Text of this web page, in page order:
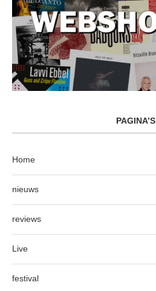
PAGINA’S
Home
nieuws
reviews
Live
festival